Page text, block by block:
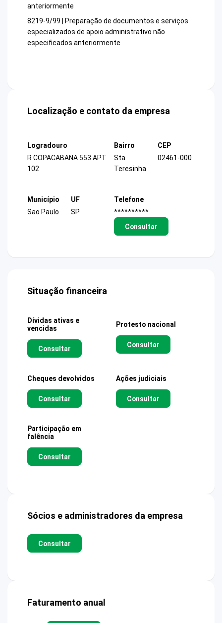
anteriormente
8219-9/99 | Preparação de documentos e serviços
especializados de apoio administrativo não
especificados anteriormente
Localização e contato da empresa
Logradouro
R COPACABANA 553 APT
102
Bairro
Sta
Teresinha
CEP
02461-000
Município
Sao Paulo
UF
SP
Telefone
**********
Consultar
Situação financeira
Dívidas ativas e
vencidas
Consultar
Protesto nacional
Consultar
Cheques devolvidos
Consultar
Ações judiciais
Consultar
Participação em
falência
Consultar
Sócios e administradores da empresa
Consultar
Faturamento anual